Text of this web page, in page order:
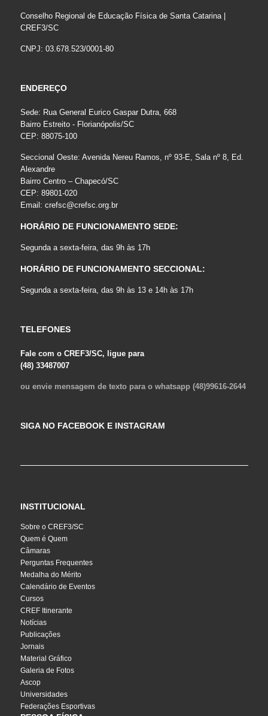
Conselho Regional de Educação Física de Santa Catarina |
CREF3/SC
CNPJ: 03.678.523/0001-80
ENDEREÇO
Sede: Rua General Eurico Gaspar Dutra, 668
Bairro Estreito - Florianópolis/SC
CEP: 88075-100
Seccional Oeste: Avenida Nereu Ramos, nº 93-E, Sala nº 8, Ed.
Alexandre
Bairro Centro – Chapecó/SC
CEP: 89801-020
Email: crefsc@crefsc.org.br
HORÁRIO DE FUNCIONAMENTO SEDE:
Segunda a sexta-feira, das 9h às 17h
HORÁRIO DE FUNCIONAMENTO SECCIONAL:
Segunda a sexta-feira, das 9h às 13 e 14h às 17h
TELEFONES
Fale com o CREF3/SC, ligue para
(48) 33487007
ou envie mensagem de texto para o whatsapp (48)99616-2644
SIGA NO FACEBOOK E INSTAGRAM
INSTITUCIONAL
Sobre o CREF3/SC
Quem é Quem
Câmaras
Perguntas Frequentes
Medalha do Mérito
Calendário de Eventos
Cursos
CREF Itinerante
Notícias
Publicações
Jornais
Material Gráfico
Galeria de Fotos
Ascop
Universidades
Federações Esportivas